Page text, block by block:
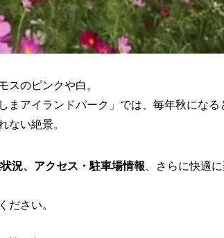
スのピンクや白。
まアイランドパーク」では、毎年秋にな
ない絶景。
況、アクセス・駐車場情報 、さらに快適
ださい。